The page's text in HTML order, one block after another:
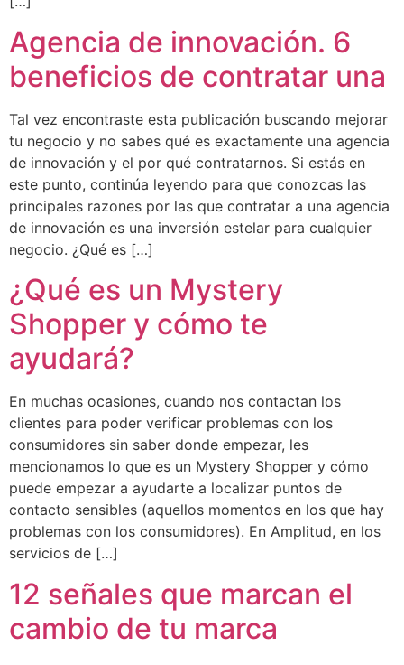
Agencia de innovación. 6
beneficios de contratar una
Tal vez encontraste esta publicación buscando mejorar
tu negocio y no sabes qué es exactamente una agencia
de innovación y el por qué contratarnos. Si estás en
este punto, continúa leyendo para que conozcas las
principales razones por las que contratar a una agencia
de innovación es una inversión estelar para cualquier
negocio. ¿Qué es […]
¿Qué es un Mystery
Shopper y cómo te
ayudará?
En muchas ocasiones, cuando nos contactan los
clientes para poder verificar problemas con los
consumidores sin saber donde empezar, les
mencionamos lo que es un Mystery Shopper y cómo
puede empezar a ayudarte a localizar puntos de
contacto sensibles (aquellos momentos en los que hay
problemas con los consumidores). En Amplitud, en los
servicios de […]
12 señales que marcan el
cambio de tu marca